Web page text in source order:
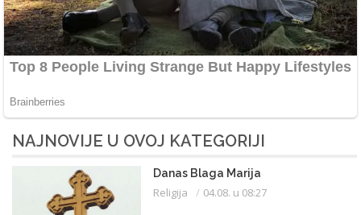
NAJNOVIJE U OVOJ KATEGORIJI
Danas Blaga Marija
Religija 04.08. u 08:27